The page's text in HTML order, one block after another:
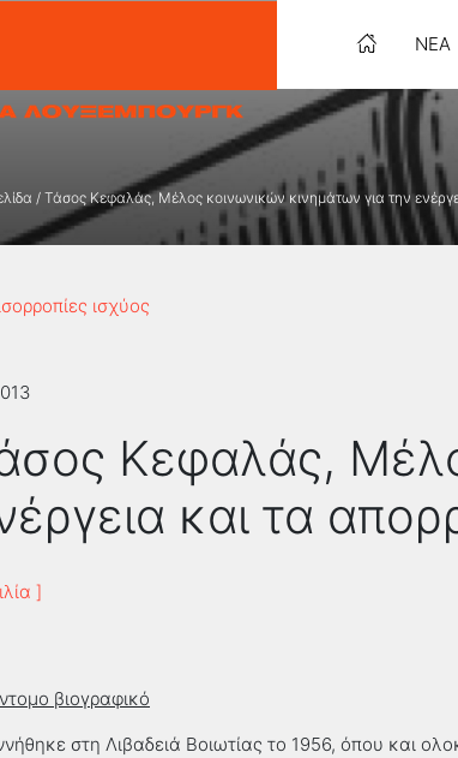
ΝΈΑ
/ Τάσος Κεφαλάς, Μέλος κοινωνικών κινημάτων για την
ισχύος
Κεφαλάς,
και τα
]
βιογραφικό
στη Λιβαδειά Βοιωτίας το 1956, όπου και